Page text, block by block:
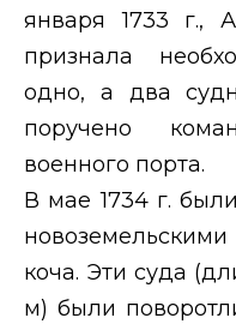
января 1733 г.,
признала
одно, а два
поручено
военного порта.
В мае 1734 г.
коча. Эти суда
м) были